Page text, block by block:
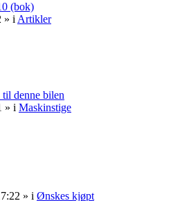
(bok)
» iArtikler
til denne bilen
» i Maskinstige
» i Ønskes kjøpt